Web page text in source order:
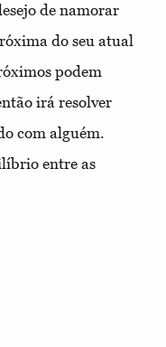
de namorar
do seu atual
podem
irá resolver
com alguém.
entre as